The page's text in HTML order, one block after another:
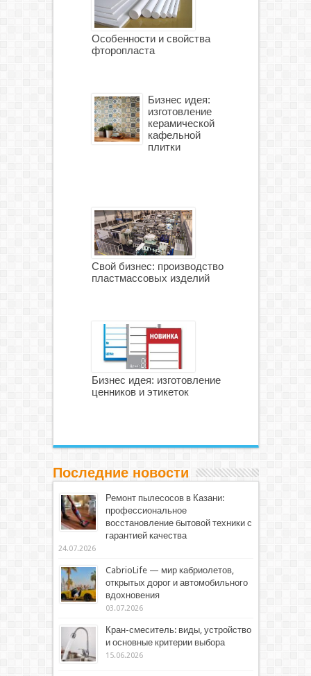
Особенности и свойства
фторопласта
Бизнес идея:
изготовление
керамической
кафельной
плитки
Свой бизнес: производство
пластмассовых изделий
Бизнес идея: изготовление
ценников и этикеток
Последние новости
Ремонт пылесосов в Казани:
профессиональное
восстановление бытовой техники с
гарантией качества
24.07.2026
CabrioLife — мир кабриолетов,
открытых дорог и автомобильного
вдохновения
03.07.2026
Кран-смеситель: виды, устройство
и основные критерии выбора
15.06.2026